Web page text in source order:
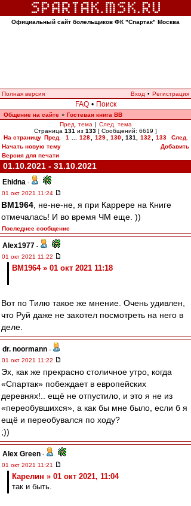
Официальный сайт болельщиков ФК "Спартак" Москва
Полная версия Вход • Регистрация
FAQ • Поиск
Общение на сайте » Гостевая книга ВВ
Пред. тема | След. тема
Страница 131 из 133 [ Сообщений: 6619 ]
На страницу Пред. 1 128 129 130 131 132 133
След.
Начать новую тему
Добавить
Версия для печати
01.10.2021 - 31.10.2021
Ehidna -
01 окт 2021 11:24
BM1964 , не-не-не, я при Каррере на Книге
отмечалась! И во время ЧМ еще. ))
Последнее сообщение
Alex1977 -
01 окт 2021 11:22
BM1964 » 01 окт 2021 11:18
Вот по Тилю такое же мнение. Очень удивлен,
что Руй даже не захотел посмотреть на него в
деле.
dr. noormann -
01 окт 2021 11:22
Эх, как же прекрасно столичное утро, когда
«Спартак» побеждает в европейских
деревнях!.. ещё не отпустило, и это я не из
«переобувшихся», а как бы мне было, если б я
ещё и переобувался по ходу?
;))
Alex Green -
01 окт 2021 11:21
Карелин » 01 окт 2021, 11:04
так и быть.